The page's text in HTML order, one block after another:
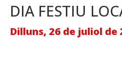
DIA FESTIU
Dilluns, 26 de juliol de